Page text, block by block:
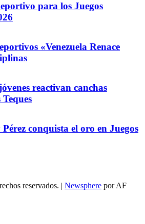
para los Juegos
«Venezuela Renace
reactivan canchas
conquista el oro en Juegos
reservados. | Newsphere por AF